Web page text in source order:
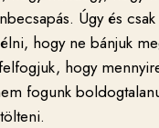
Úgy és
hogy ne bánjuk
hogy
fogunk